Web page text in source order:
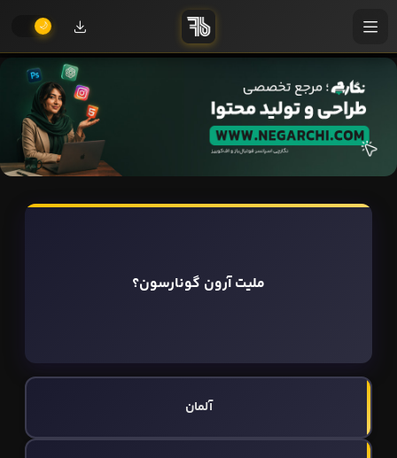
ملیت آرون گونارسون؟
آلمان